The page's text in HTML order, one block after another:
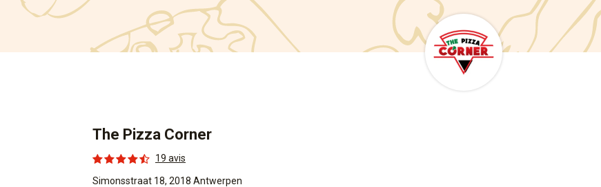
The Pizza Corner
19 avis
Simonsstraat 18, 2018 Antwerpen